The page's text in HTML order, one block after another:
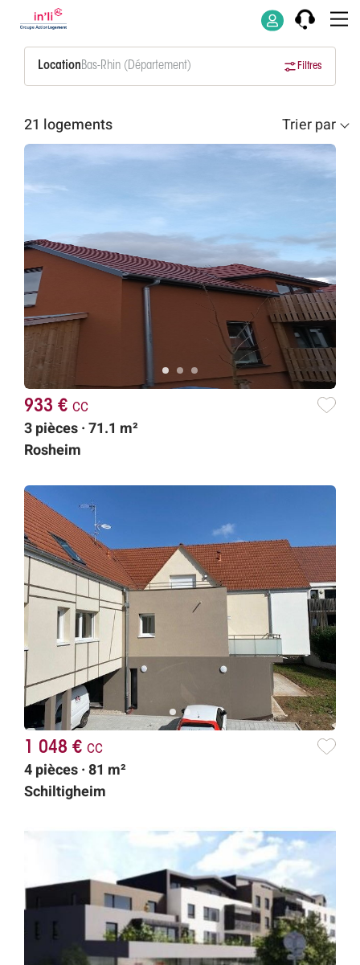
LocationBas-Rhin (Département) Filtres
21 logements Trier par
933 € cc
3 pièces · 71.1 m²
Rosheim
1 048 € cc
4 pièces · 81 m²
Schiltigheim